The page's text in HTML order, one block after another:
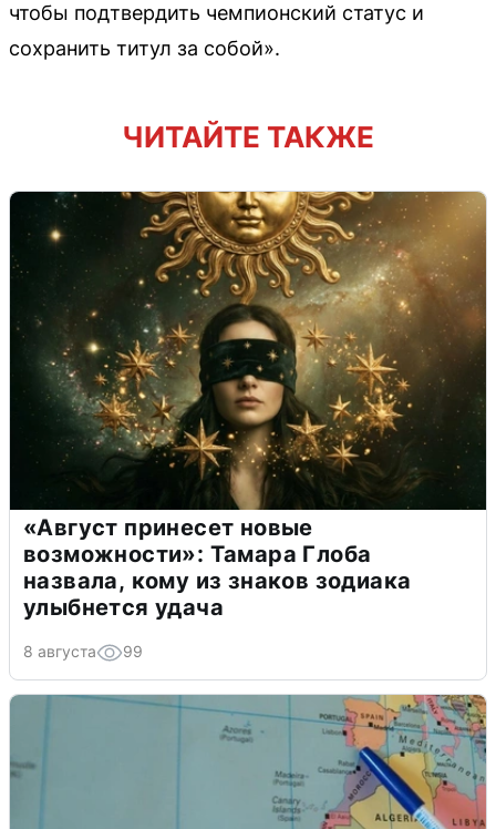
чтобы подтвердить чемпионский статус и
сохранить титул за собой».
ЧИТАЙТЕ ТАКЖЕ
«Август принесет новые
возможности»: Тамара Глоба
назвала, кому из знаков зодиака
улыбнется удача
8 августа 99